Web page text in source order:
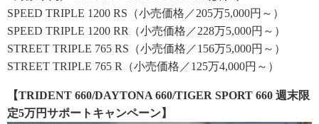
SPEED TRIPLE 1200 RS（小売価格／205万5,000円～）
SPEED TRIPLE 1200 RR（小売価格／228万5,000円～）
STREET TRIPLE 765 RS（小売価格／156万5,000円～）
STREET TRIPLE 765 R（小売価格／125万4,000円～）
【TRIDENT 660/DAYTONA 660/TIGER SPORT 660 週末限
定5万円サポートキャンペーン】